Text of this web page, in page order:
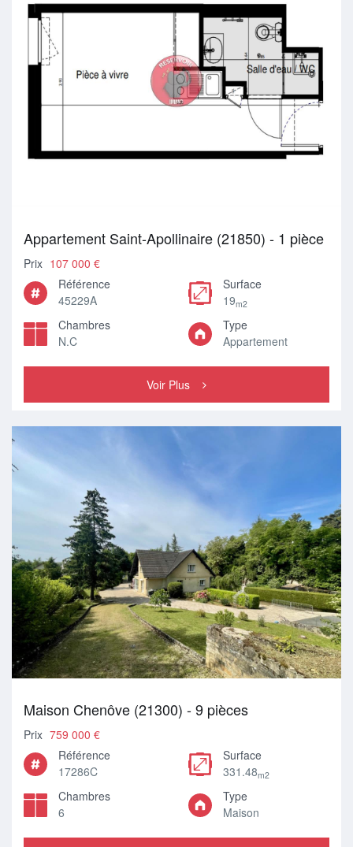
Appartement Saint-Apollinaire (21850) - 1 pièce
Prix 107 000 €
Référence
45229A
Surface
19m2
Chambres
N.C
Type
Appartement
Voir Plus
Maison Chenôve (21300) - 9 pièces
Prix 759 000 €
Référence
17286C
Surface
331.48m2
Chambres
6
Type
Maison